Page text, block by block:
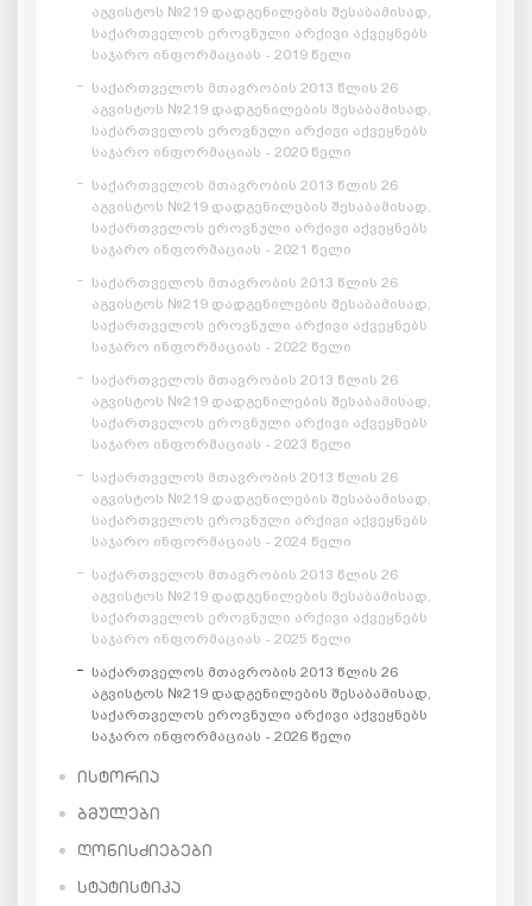
აგვისტოს №219 დადგენილების შესაბამისად,
საქართველოს ეროვნული არქივი აქვეყნებს
საჯარო ინფორმაციას - 2019 წელი
საქართველოს მთავრობის 2013 წლის 26
აგვისტოს №219 დადგენილების შესაბამისად,
საქართველოს ეროვნული არქივი აქვეყნებს
საჯარო ინფორმაციას - 2020 წელი
საქართველოს მთავრობის 2013 წლის 26
აგვისტოს №219 დადგენილების შესაბამისად,
საქართველოს ეროვნული არქივი აქვეყნებს
საჯარო ინფორმაციას - 2021 წელი
საქართველოს მთავრობის 2013 წლის 26
აგვისტოს №219 დადგენილების შესაბამისად,
საქართველოს ეროვნული არქივი აქვეყნებს
საჯარო ინფორმაციას - 2022 წელი
საქართველოს მთავრობის 2013 წლის 26
აგვისტოს №219 დადგენილების შესაბამისად,
საქართველოს ეროვნული არქივი აქვეყნებს
საჯარო ინფორმაციას - 2023 წელი
საქართველოს მთავრობის 2013 წლის 26
აგვისტოს №219 დადგენილების შესაბამისად,
საქართველოს ეროვნული არქივი აქვეყნებს
საჯარო ინფორმაციას - 2024 წელი
საქართველოს მთავრობის 2013 წლის 26
აგვისტოს №219 დადგენილების შესაბამისად,
საქართველოს ეროვნული არქივი აქვეყნებს
საჯარო ინფორმაციას - 2025 წელი
საქართველოს მთავრობის 2013 წლის 26
აგვისტოს №219 დადგენილების შესაბამისად,
საქართველოს ეროვნული არქივი აქვეყნებს
საჯარო ინფორმაციას - 2026 წელი
ᲘᲡᲢᲝᲠᲘᲐ
ᲑᲛᲣᲚᲔᲑᲘ
ᲦᲝᲜᲘᲡᲫᲘᲔᲑᲔᲑᲘ
ᲡᲢᲐᲢᲘᲡᲢᲘᲙᲐ